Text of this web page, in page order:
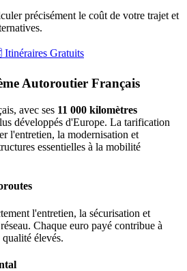
précisément le coût de votre trajet et
Gratuits
Autoroutier Français
avec ses 11 000 kilomètres
développés d'Europe. La tarification
l'entretien, la modernisation et
essentielles à la mobilité
l'entretien, la sécurisation et
Chaque euro payé contribue à
élevés.